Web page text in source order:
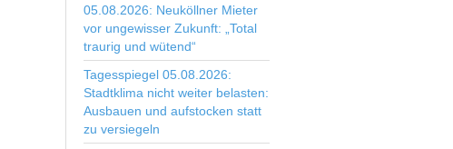
05.08.2026: Neuköllner Mieter
vor ungewisser Zukunft: „Total
traurig und wütend“
Tagesspiegel 05.08.2026:
Stadtklima nicht weiter belasten:
Ausbauen und aufstocken statt
zu versiegeln